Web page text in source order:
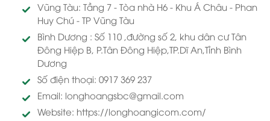
Vũng Tàu: Tầng 7 - Tòa nhà H6 - Khu Á Châu - Phan
Huy Chú - TP Vũng Tàu
Bình Dương : Số 110 ,đường số 2, khu dân cư Tân
Đông Hiệp B, P.Tân Đông Hiệp,TP.Dĩ An,Tỉnh Bình
Dương
Số điện thoại: 0917 369 237
Email: longhoangsbc@gmail.com
Website: https://longhoangicom.com/